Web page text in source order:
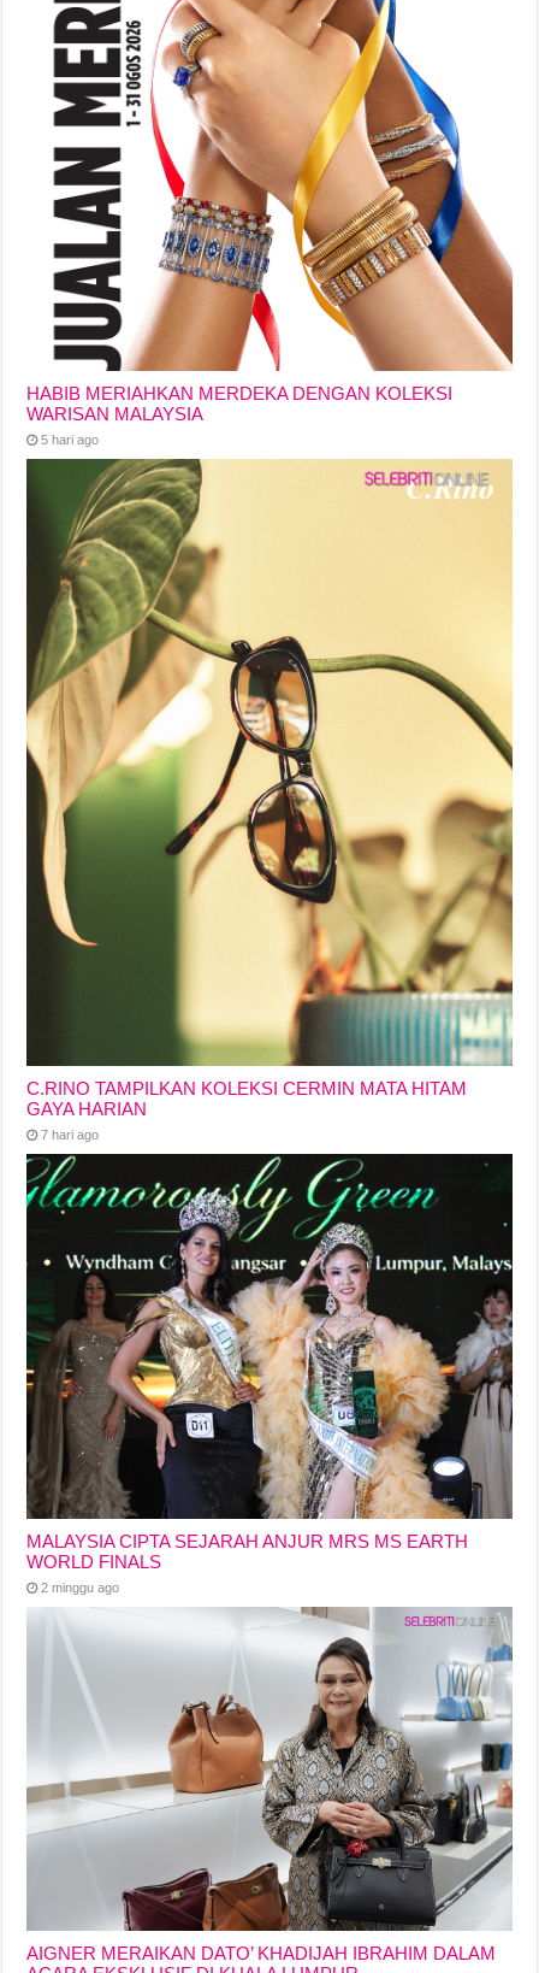
HABIB MERIAHKAN MERDEKA DENGAN KOLEKSI
WARISAN MALAYSIA
5 hari ago
C.RINO TAMPILKAN KOLEKSI CERMIN MATA HITAM
GAYA HARIAN
7 hari ago
MALAYSIA CIPTA SEJARAH ANJUR MRS MS EARTH
WORLD FINALS
2 minggu ago
AIGNER MERAIKAN DATO’ KHADIJAH IBRAHIM DALAM